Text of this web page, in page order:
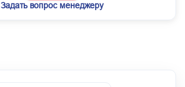
Задать вопрос менеджеру